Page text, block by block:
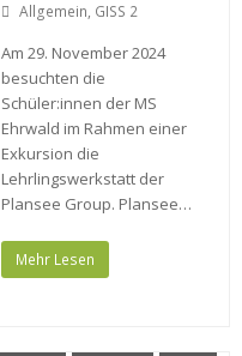
Allgemein, GISS 2
Am 29. November 2024
besuchten die
Schüler:innen der MS
Ehrwald im Rahmen einer
Exkursion die
Lehrlingswerkstatt der
Plansee Group. Plansee…
Mehr Lesen